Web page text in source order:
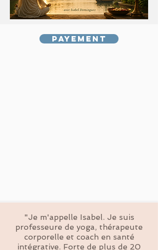
Payement
"Je m'appelle Isabel. Je suis
professeure de yoga, thérapeute
corporelle et coach en santé
intégrative. Forte de plus de 20